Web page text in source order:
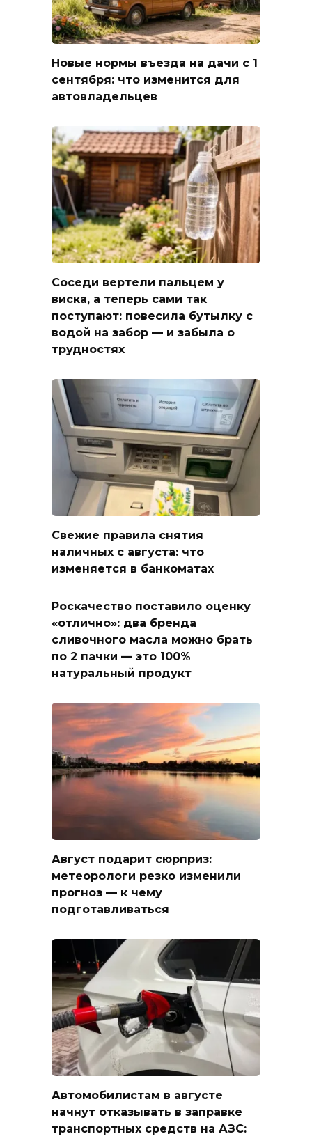
Новые нормы въезда на дачи с 1
сентября: что изменится для
автовладельцев
Соседи вертели пальцем у
виска, а теперь сами так
поступают: повесила бутылку с
водой на забор — и забыла о
трудностях
Свежие правила снятия
наличных с августа: что
изменяется в банкоматах
Роскачество поставило оценку
«отлично»: два бренда
сливочного масла можно брать
по 2 пачки — это 100%
натуральный продукт
Август подарит сюрприз:
метеорологи резко изменили
прогноз — к чему
подготавливаться
Автомобилистам в августе
начнут отказывать в заправке
транспортных средств на АЗС: